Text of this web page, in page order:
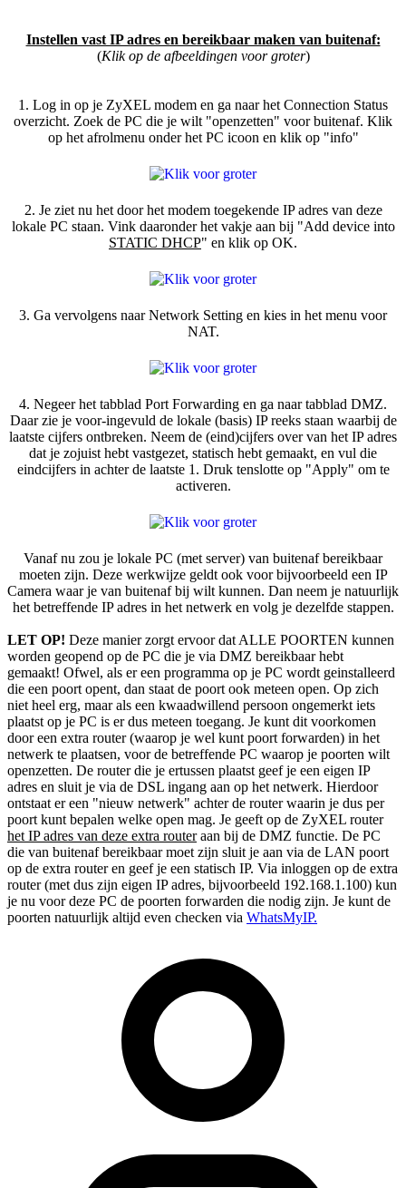
Instellen vast IP adres en bereikbaar maken van buitenaf:
(Klik op de afbeeldingen voor groter)
1. Log in op je ZyXEL modem en ga naar het Connection Status
overzicht. Zoek de PC die je wilt "openzetten" voor buitenaf. Klik
op het afrolmenu onder het PC icoon en klik op "info"
2. Je ziet nu het door het modem toegekende IP adres van deze
lokale PC staan. Vink daaronder het vakje aan bij "Add device into
STATIC DHCP" en klik op OK.
3. Ga vervolgens naar Network Setting en kies in het menu voor
NAT.
4. Negeer het tabblad Port Forwarding en ga naar tabblad DMZ.
Daar zie je voor-ingevuld de lokale (basis) IP reeks staan waarbij de
laatste cijfers ontbreken. Neem de (eind)cijfers over van het IP adres
dat je zojuist hebt vastgezet, statisch hebt gemaakt, en vul die
eindcijfers in achter de laatste 1. Druk tenslotte op "Apply" om te
activeren.
Vanaf nu zou je lokale PC (met server) van buitenaf bereikbaar
moeten zijn. Deze werkwijze geldt ook voor bijvoorbeeld een IP
Camera waar je van buitenaf bij wilt kunnen. Dan neem je natuurlijk
het betreffende IP adres in het netwerk en volg je dezelfde stappen.
LET OP! Deze manier zorgt ervoor dat ALLE POORTEN kunnen
worden geopend op de PC die je via DMZ bereikbaar hebt
gemaakt! Ofwel, als er een programma op je PC wordt geinstalleerd
die een poort opent, dan staat de poort ook meteen open. Op zich
niet heel erg, maar als een kwaadwillend persoon ongemerkt iets
plaatst op je PC is er dus meteen toegang. Je kunt dit voorkomen
door een extra router (waarop je wel kunt poort forwarden) in het
netwerk te plaatsen, voor de betreffende PC waarop je poorten wilt
openzetten. De router die je ertussen plaatst geef je een eigen IP
adres en sluit je via de DSL ingang aan op het netwerk. Hierdoor
ontstaat er een "nieuw netwerk" achter de router waarin je dus per
poort kunt bepalen welke open mag. Je geeft op de ZyXEL router
het IP adres van deze extra routeraan bij de DMZ functie. De PC
die van buitenaf bereikbaar moet zijn sluit je aan via de LAN poort
op de extra router en geef je een statisch IP. Via inloggen op de extra
router (met dus zijn eigen IP adres, bijvoorbeeld 192.168.1.100) kun
je nu voor deze PC de poorten forwarden die nodig zijn. Je kunt de
poorten natuurlijk altijd even checken via WhatsMyIP.